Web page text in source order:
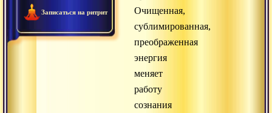
Записаться на ритрит
Очищенная,
сублимированная,
преображенная
энергия
меняет
работу
сознания